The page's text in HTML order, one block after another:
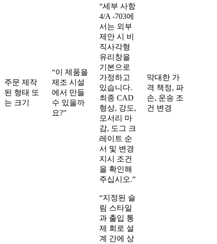
주문 제작
된 형태 또
는 크기
“이 제품을
제조 시설
에서 만들
수 있을까
요?”
“세부 사항
4/A -703에
서는 외부
제안 시 비
직사각형
유리창을
기본으로
가정하고
있습니다.
최종 CAD
형상, 강도,
모서리 마
감, 도그 크
레이트 순
서 및 변경
지시 조건
을 확인해
주십시오.”
막대한 가
격 책정, 파
손, 운송 조
건 변경
“지정된 슬
림 스타일
과 출입 통
제 회로 설
계 간에 상